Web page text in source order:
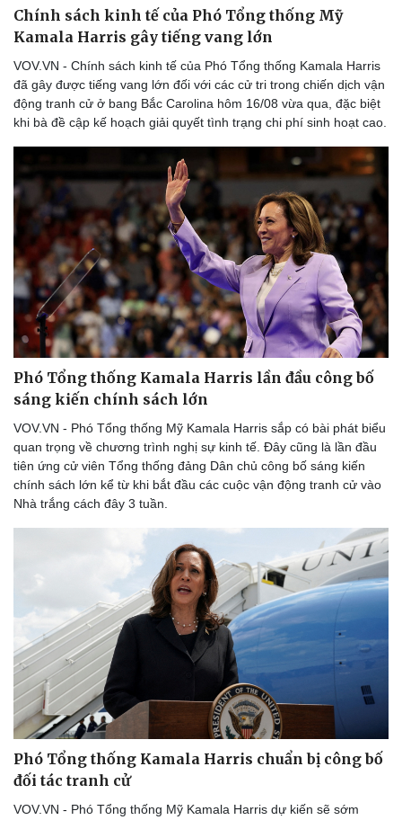
Thể thao
Bóng đá
Lịch thi đấu bóng đá
Thế giới thể thao
eSports
Hậu trường
Ô tô - Xe máy
Ô tô
Xe máy
Chính sách kinh tế của Phó Tổng thống Mỹ
Kamala Harris gây tiếng vang lớn
VOV.VN - Chính sách kinh tế của Phó Tổng thống Kamala Harris
đã gây được tiếng vang lớn đối với các cử tri trong chiến dịch vận
động tranh cử ở bang Bắc Carolina hôm 16/08 vừa qua, đặc biệt
khi bà đề cập kế hoạch giải quyết tình trạng chi phí sinh hoạt cao.
Phó Tổng thống Kamala Harris lần đầu công bố
sáng kiến chính sách lớn
VOV.VN - Phó Tổng thống Mỹ Kamala Harris sắp có bài phát biểu
quan trọng về chương trình nghị sự kinh tế. Đây cũng là lần đầu
tiên ứng cử viên Tổng thống đảng Dân chủ công bố sáng kiến
chính sách lớn kể từ khi bắt đầu các cuộc vận động tranh cử vào
Nhà trắng cách đây 3 tuần.
Phó Tổng thống Kamala Harris chuẩn bị công bố
đối tác tranh cử
VOV.VN - Phó Tổng thống Mỹ Kamala Harris dự kiến sẽ sớm